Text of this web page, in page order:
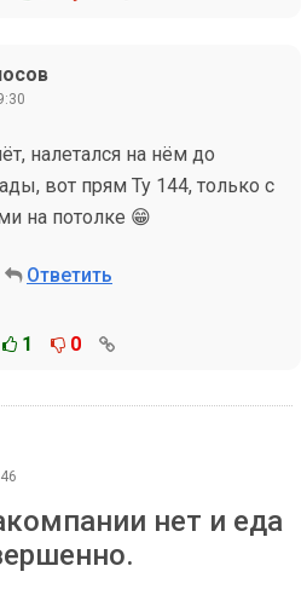
налетался на нём до
вот прям Ту 144, только с
на потолке 😁
Ответить
1 0
нет и еда